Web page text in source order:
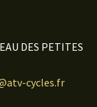
DES PETITES
cycles.fr